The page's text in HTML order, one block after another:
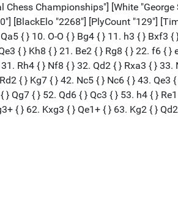
Championships"] [White
[BlackElo "2268"] [PlyCount "129"]
{ } 10. O-O { } Bg4 { } 11. h3 { }
{ } Kh8 { } 21. Be2 { } Rg8 { } 22. f6 {
Rh4 { } Nf8 { } 32. Qd2 { } Rxa3 { }
{ } Kg7 { } 42. Nc5 { } Nc6 { } 43.
} Qg7 { } 52. Qd6 { } Qc3 { } 53. h4 { }
{ } 62. Kxg3 { } Qe1+ { } 63. Kg2 { }